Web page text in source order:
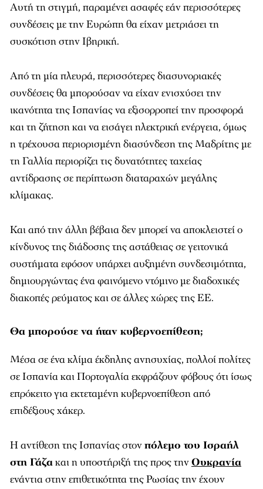
Αυτή τη στιγμή, παραμένει ασαφές εάν περισσότερες
συνδέσεις με την Ευρώπη θα είχαν μετριάσει τη
συσκότιση στην Ιβηρική.
Από τη μία πλευρά, περισσότερες διασυνοριακές
συνδέσεις θα μπορούσαν να είχαν ενισχύσει την
ικανότητα της Ισπανίας να εξισορροπεί την προσφορά
και τη ζήτηση και να εισάγει ηλεκτρική ενέργεια, όμως
η τρέχουσα περιορισμένη διασύνδεση της Μαδρίτης με
τη Γαλλία περιορίζει τις δυνατότητες ταχείας
αντίδρασης σε περίπτωση διαταραχών μεγάλης
κλίμακας.
Και από την άλλη βέβαια δεν μπορεί να αποκλειστεί ο
κίνδυνος της διάδοσης της αστάθειας σε γειτονικά
συστήματα εφόσον υπάρχει αυξημένη συνδεσιμότητα,
δημιουργώντας ένα φαινόμενο ντόμινο με διαδοχικές
διακοπές ρεύματος και σε άλλες χώρες της ΕΕ.
Θα μπορούσε να ήταν κυβερνοεπίθεση;
Μέσα σε ένα κλίμα έκδηλης ανησυχίας, πολλοί πολίτες
σε Ισπανία και Πορτογαλία εκφράζουν φόβους ότι ίσως
επρόκειτο για εκτεταμένη κυβερνοεπίθεση από
επιδέξιους χάκερ.
Η αντίθεση της Ισπανίας στονπόλεμο του Ισραήλ
στη Γάζακαι η υποστήριξή της προς τηνΟυκρανία
ενάντια στην επιθετικότητα της Ρωσίας την έχουν